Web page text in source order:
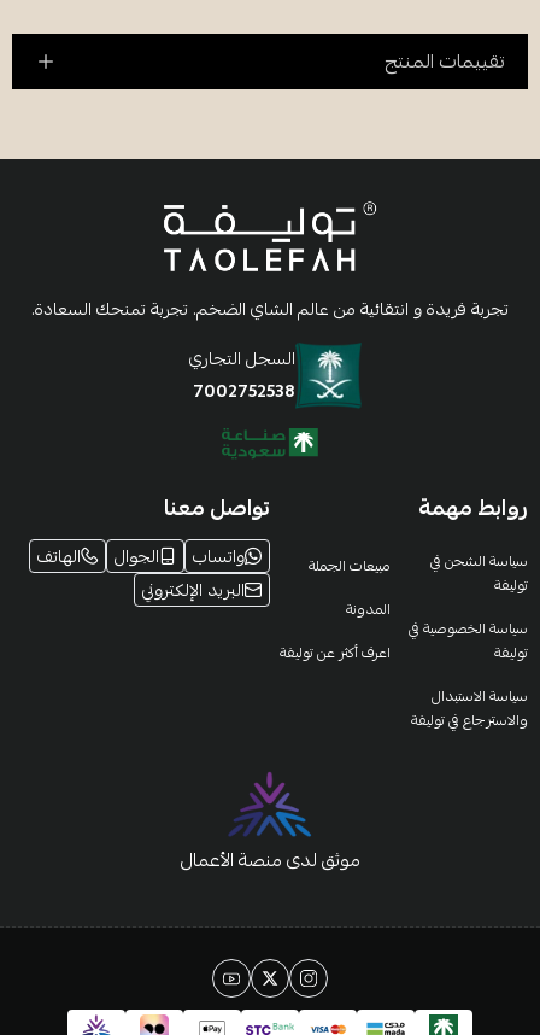
تقييمات المنتج
تجربة فريدة و انتقائية من عالم الشاي الضخم. تجربة تمنحك السعادة.
السجل التجاري
7002752538
روابط مهمة
سياسة الشحن في
توليفة
سياسة الخصوصية في
توليفة
سياسة الاستبدال
والاسترجاع في توليفة
مبيعات الجملة
المدونة
اعرف أكثر عن توليفة
تواصل معنا
واتساب الجوال
الهاتف
البريد الإلكتروني
موثق لدى منصة الأعمال